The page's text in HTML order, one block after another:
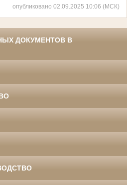
опубликовано 02.09.2025 10:06 (МСК)
ДОКУМЕНТОВ В